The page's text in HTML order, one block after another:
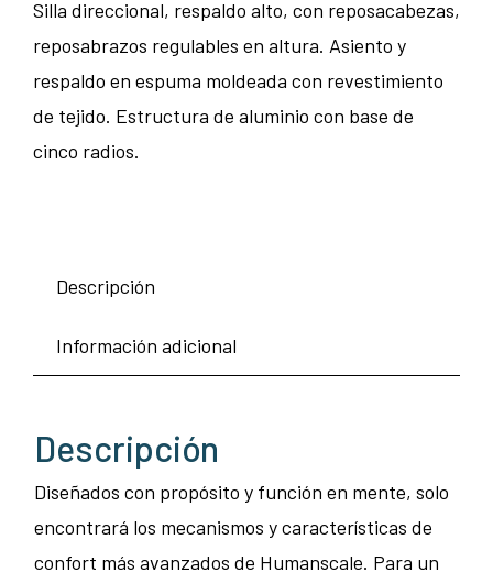
Silla direccional, respaldo alto, con reposacabezas,
reposabrazos regulables en altura. Asiento y
respaldo en espuma moldeada con revestimiento
de tejido. Estructura de aluminio con base de
cinco radios.
Descripción
Información adicional
Descripción
Diseñados con propósito y función en mente, solo
encontrará los mecanismos y características de
confort más avanzados de Humanscale. Para un